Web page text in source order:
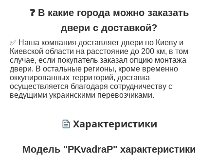
❓ В какие города можно заказать
двери с доставкой?
✅ Наша компания доставляет двери по Киеву и
Киевской области на расстояние до 200 км, в том
случае, если покупатель заказал опцию монтажа
двери. В остальные регионы, кроме временно
оккупированных территорий, доставка
осуществляется благодаря сотрудничеству с
ведущими украинскими перевозчиками.
Характеристики
Модель "PKvadraP" характеристики